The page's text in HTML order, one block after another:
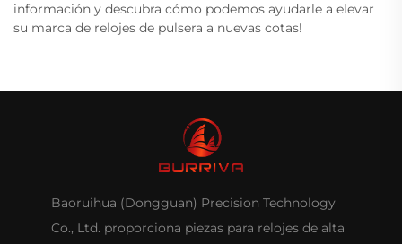
información y descubra cómo podemos ayudarle a elevar
su marca de relojes de pulsera a nuevas cotas!
Baoruihua (Dongguan) Precision Technology
Co., Ltd. proporciona piezas para relojes de alta